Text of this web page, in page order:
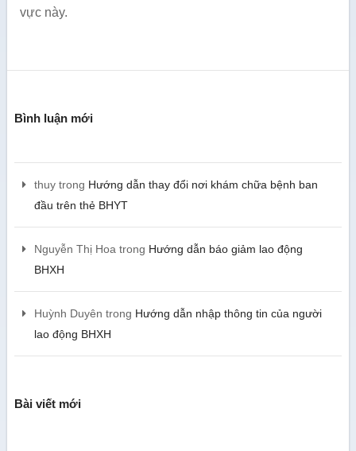
vực này.
Bình luận mới
thuytrong Hướng dẫn thay đổi nơi khám chữa bệnh ban
đầu trên thẻ BHYT
Nguyễn Thị Hoatrong Hướng dẫn báo giảm lao động
BHXH
Huỳnh Duyên trong Hướng dẫn nhập thông tin của người
lao động BHXH
Bài viết mới